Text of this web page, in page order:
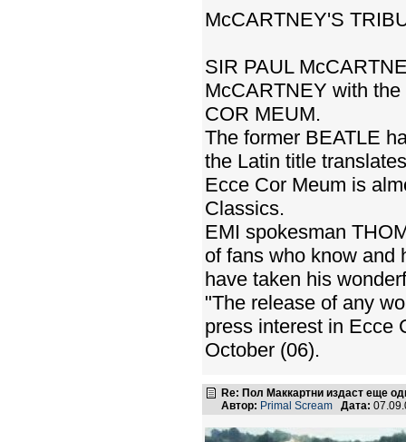
McCARTNEY'S
SIR PAUL
McCARTNEY with
COR MEUM.
The former BEATLE
the Latin title
Ecce Cor Meum is
Classics.
EMI spokesman
of fans who know and
have taken his
"The release of any
press interest in Ecce
October (06).
Re: Пол Маккартни издаст еще
Автор: Primal Scream Дата: